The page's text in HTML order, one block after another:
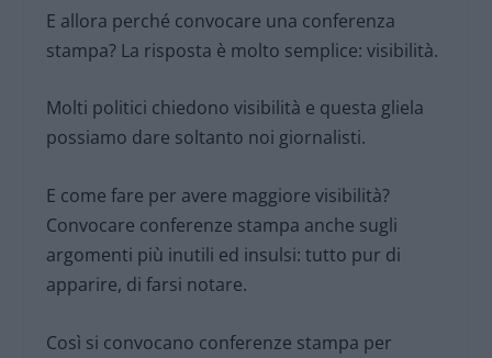
E allora perché convocare una conferenza
stampa? La risposta è molto semplice: visibilità.
Molti politici chiedono visibilità e questa gliela
possiamo dare soltanto noi giornalisti.
E come fare per avere maggiore visibilità?
Convocare conferenze stampa anche sugli
argomenti più inutili ed insulsi: tutto pur di
apparire, di farsi notare.
Così si convocano conferenze stampa per